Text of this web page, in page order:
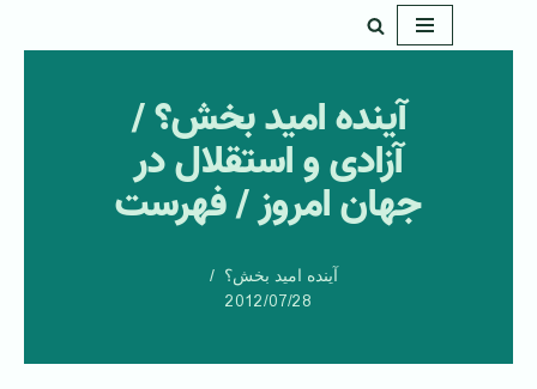
آینده امید بخش؟ /
آزادی و استقلال در
جهان امروز / فهرست
آینده امید بخش؟
2012/07/28